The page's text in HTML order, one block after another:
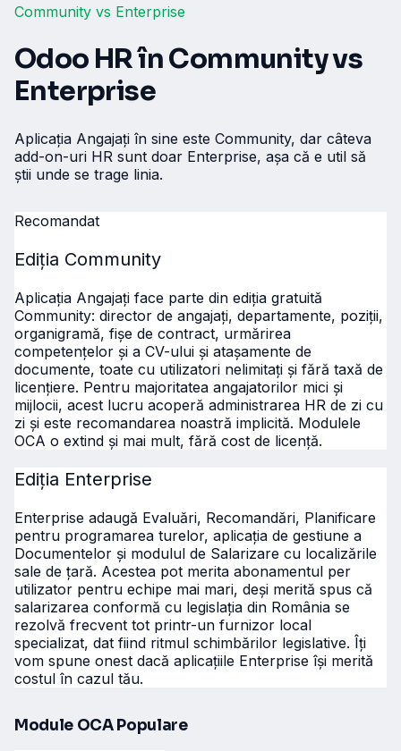
Community vs Enterprise
Odoo HR în Community vs
Enterprise
Aplicația Angajați în sine este Community, dar câteva
add-on-uri HR sunt doar Enterprise, așa că e util să
știi unde se trage linia.
Recomandat
Ediția Community
Aplicația Angajați face parte din ediția gratuită
Community: director de angajați, departamente, poziții,
organigramă, fișe de contract, urmărirea
competențelor și a CV-ului și atașamente de
documente, toate cu utilizatori nelimitați și fără taxă de
licențiere. Pentru majoritatea angajatorilor mici și
mijlocii, acest lucru acoperă administrarea HR de zi cu
zi și este recomandarea noastră implicită. Modulele
OCA o extind și mai mult, fără cost de licență.
Ediția Enterprise
Enterprise adaugă Evaluări, Recomandări, Planificare
pentru programarea turelor, aplicația de gestiune a
Documentelor și modulul de Salarizare cu localizările
sale de țară. Acestea pot merita abonamentul per
utilizator pentru echipe mai mari, deși merită spus că
salarizarea conformă cu legislația din România se
rezolvă frecvent tot printr-un furnizor local
specializat, dat fiind ritmul schimbărilor legislative. Îți
vom spune onest dacă aplicațiile Enterprise își merită
costul în cazul tău.
Module OCA Populare